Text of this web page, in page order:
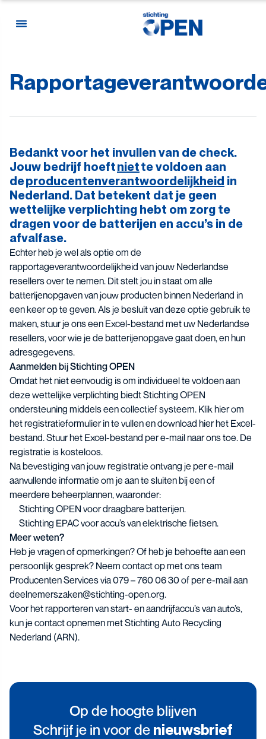
Skip to content
Bedankt voor het invullen van de check.
Jouw bedrijf hoeftniette voldoen aan
deproducentenverantwoordelijkheid in
Nederland. Dat betekent dat je geen
wettelijke verplichting hebt om zorg te
dragen voor de batterijen en accu’s in de
afvalfase.
Echter heb je wel als optie om de
rapportageverantwoordelijkheid van jouw Nederlandse
resellers over te nemen. Dit stelt jou in staat om alle
batterijenopgaven van jouw producten binnen Nederland in
een keer op te geven. Als je besluit van deze optie gebruik te
maken, stuur je onseen Excel-bestand met uw Nederlandse
resellers, voor wie je de batterijenopgave gaat doen, en hun
adresgegevens.
Aanmelden bij Stichting OPEN
Omdat het niet eenvoudig is om individueel te voldoen aan
deze wettelijke verplichting biedt Stichting OPEN
ondersteuning middels een collectief systeem. Klik hierom
het registratieformulier in te vullen endownload hierhet Excel-
bestand. Stuur het Excel-bestand per e-mail naar ons toe. De
registratie is kosteloos.
Na bevestiging van jouw registratie ontvang je per e-mail
aanvullende informatie om je aan te sluiten bij een of
meerdere beheerplannen, waaronder:
Stichting OPEN voor draagbare batterijen.
Stichting EPAC voor accu’s van elektrische fietsen.
Meer weten?
Heb je vragen of opmerkingen? Of heb je behoefte aan een
persoonlijk gesprek? Neem contact op met ons team
Producenten Services via 079 – 760 06 30 of per e-mail aan
deelnemerszaken@stichting-open.org.
Voor het rapporteren van start- en aandrijfaccu’s van auto’s,
kun je contact opnemen metStichting Auto Recycling
Nederland (ARN).
Op de hoogte blijven
Schrijf je in voor de nieuwsbrief